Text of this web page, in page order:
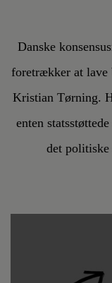
Danske
foretrækker at lave
Kristian Tørning.
enten
det politiske